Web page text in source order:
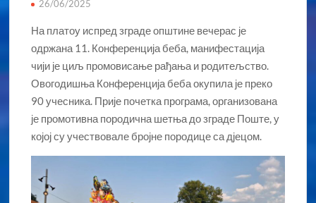
26/06/2025
На платоу испред зграде општине вечерас је
одржана 11. Конференција беба, манифестација
чији је циљ промовисање рађања и родитељство.
Овогодишња Конференција беба окупила је преко
90 учесника. Прије почетка програма, организована
је промотивна породична шетња до зграде Поште, у
којој су учествовале бројне породице са дјецом.